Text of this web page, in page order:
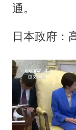
通。
日本政府：